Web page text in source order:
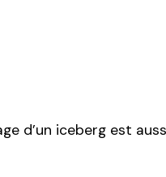
d’un iceberg est